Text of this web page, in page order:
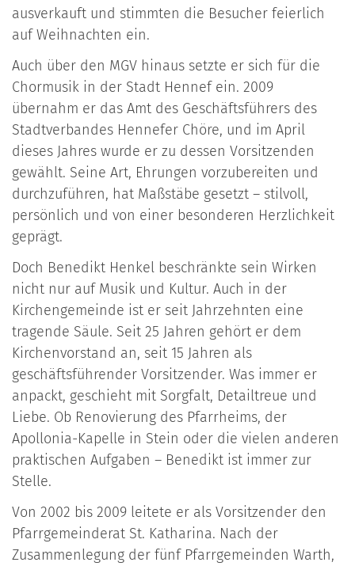
ausverkauft und stimmten die Besucher feierlich
auf Weihnachten ein.
Auch über den MGV hinaus setzte er sich für die
Chormusik in der Stadt Hennef ein. 2009
übernahm er das Amt des Geschäftsführers des
Stadtverbandes Hennefer Chöre, und im April
dieses Jahres wurde er zu dessen Vorsitzenden
gewählt. Seine Art, Ehrungen vorzubereiten und
durchzuführen, hat Maßstäbe gesetzt – stilvoll,
persönlich und von einer besonderen Herzlichkeit
geprägt.
Doch Benedikt Henkel beschränkte sein Wirken
nicht nur auf Musik und Kultur. Auch in der
Kirchengemeinde ist er seit Jahrzehnten eine
tragende Säule. Seit 25 Jahren gehört er dem
Kirchenvorstand an, seit 15 Jahren als
geschäftsführender Vorsitzender. Was immer er
anpackt, geschieht mit Sorgfalt, Detailtreue und
Liebe. Ob Renovierung des Pfarrheims, der
Apollonia-Kapelle in Stein oder die vielen anderen
praktischen Aufgaben – Benedikt ist immer zur
Stelle.
Von 2002 bis 2009 leitete er als Vorsitzender den
Pfarrgemeinderat St. Katharina. Nach der
Zusammenlegung der fünf Pfarrgemeinden Warth,